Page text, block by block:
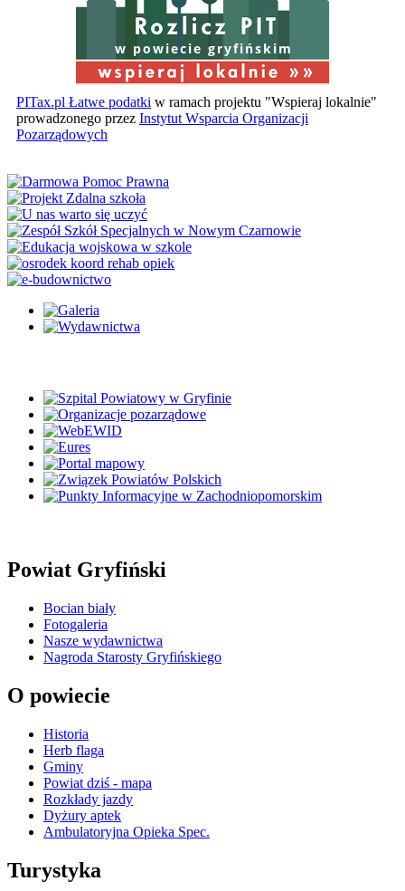
w powiecie gryfińskim
PITax.pl Łatwe podatki w ramach projektu "Wspieraj lokalnie"
prowadzonego przez Instytut Wsparcia Organizacji
Pozarządowych
Powiat Gryfiński
Bocian biały
Fotogaleria
Nasze wydawnictwa
Nagroda Starosty Gryfińskiego
O powiecie
Historia
Herb flaga
Gminy
Powiat dziś - mapa
Rozkłady jazdy
Dyżury aptek
Ambulatoryjna Opieka Spec.
Turystyka